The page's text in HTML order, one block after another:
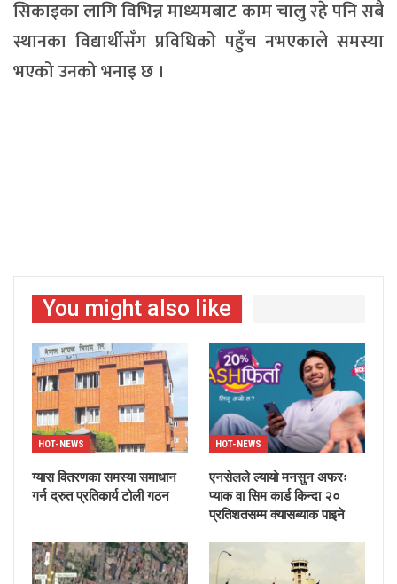
सिकाइका लागि विभिन्न माध्यमबाट काम चालु रहे पनि सबै
स्थानका विद्यार्थीसँग प्रविधिको पहुँच नभएकाले समस्या
भएको उनको भनाइ छ ।
You might also like
HOT-NEWS
ग्यास वितरणका समस्या समाधान
गर्न द्रुत प्रतिकार्य टोली गठन
HOT-NEWS
एनसेलले ल्यायो मनसुन अफरः
प्याक वा सिम कार्ड किन्दा २०
प्रतिशतसम्म क्यासब्याक पाइने